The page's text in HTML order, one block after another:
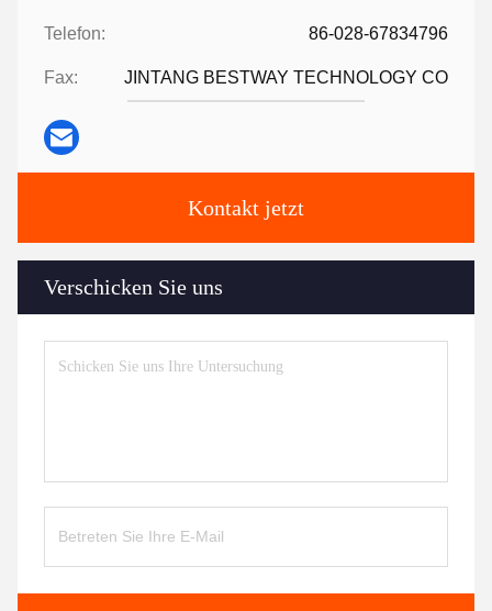
Telefon: 86-028-67834796
Fax: JINTANG BESTWAY TECHNOLOGY CO
Kontakt jetzt
Verschicken Sie uns